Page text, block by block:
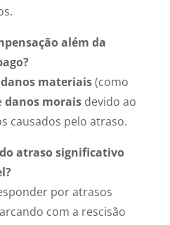
além da
danos materiais(como
danos moraisdevido ao
causados pelo atraso.
atraso significativo
por atrasos
com a rescisão